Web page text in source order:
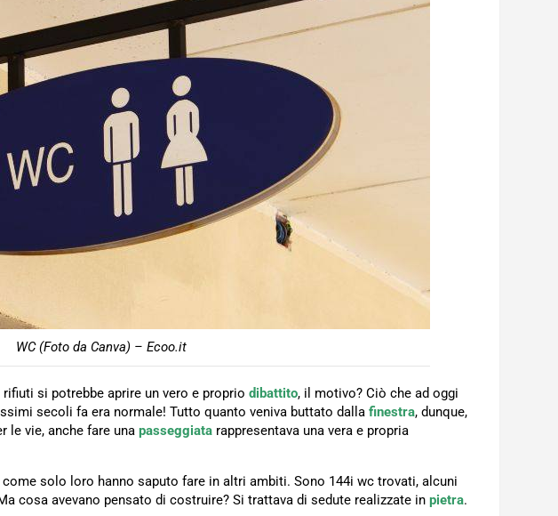
WC (Foto da Canva) – Ecoo.it
si potrebbe aprire un vero e proprio dibattito, il motivo? Ciò che ad oggi
secoli fa era normale! Tutto quanto veniva buttato dalla finestra, dunque,
le vie, anche fare una passeggiata rappresentava una vera e propria
solo loro hanno saputo fare in altri ambiti. Sono 144i wc trovati, alcuni
cosa avevano pensato di costruire? Si trattava di sedute realizzate in pietra.